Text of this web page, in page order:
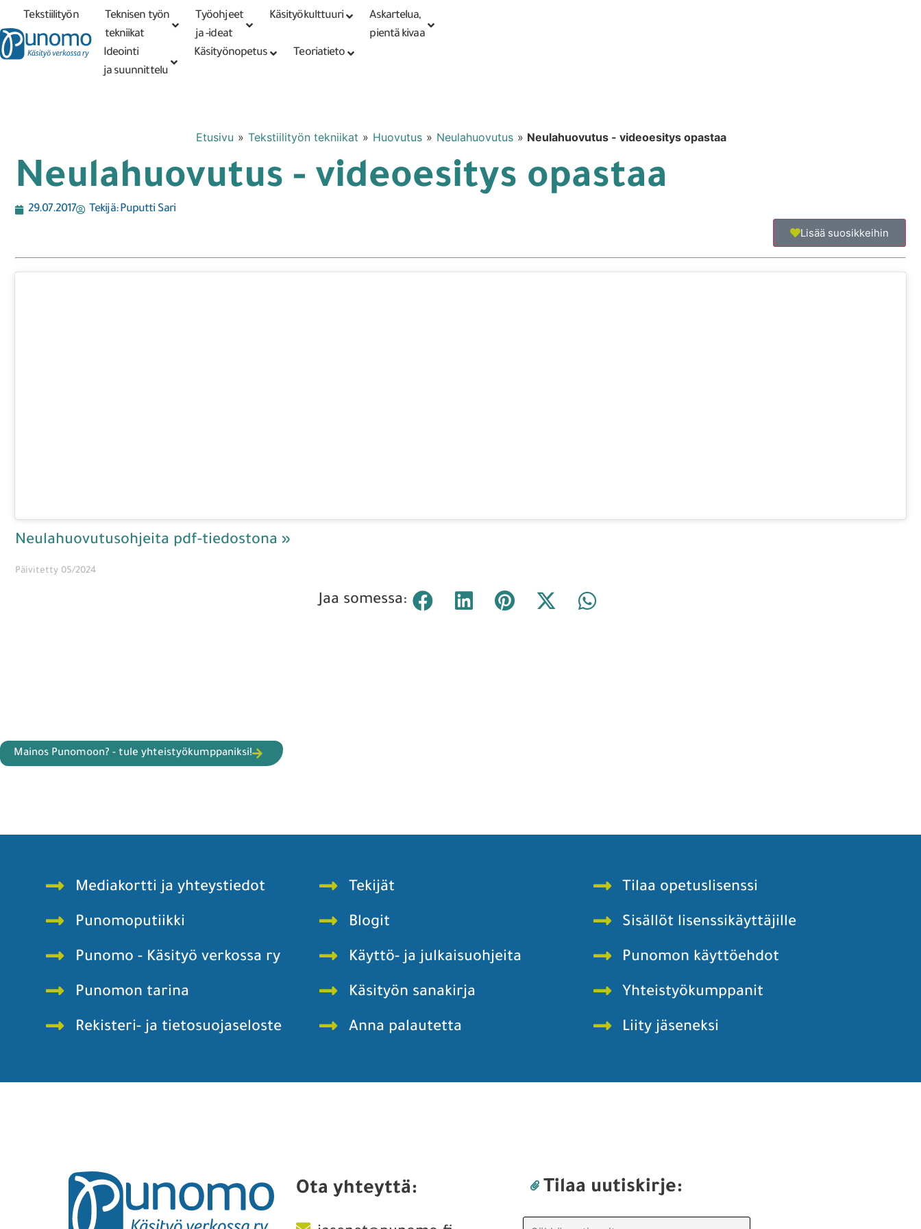
Tarkennettu PunomoputiikkiKirjaudu tai
rekisteröidy
Tekstiilityön
tekniikat
Teknisen työn
tekniikat
Työohjeet
ja -ideat
Käsityökulttuuri
Askartelua,
pientä kivaa
Ideointi
ja suunnittelu
Käsityönopetus Teoriatieto
Etusivu » Tekstiilityön tekniikat » Huovutus » Neulahuovutus » Neulahuovutus - videoesitys opastaa
Neulahuovutus - videoesitys opastaa
29.07.2017 Tekijä:Puputti Sari
Lisää suosikkeihin
Neulahuovutusohjeita pdf-tiedostona »
Päivitetty 05/2024
Jaa somessa:
Mainos Punomoon? - tule yhteistyökumppaniksi!
Mediakortti ja yhteystiedot
Punomoputiikki
Punomo - Käsityö verkossa ry
Punomon tarina
Rekisteri- ja tietosuojaseloste
Tekijät
Blogit
Käyttö- ja julkaisuohjeita
Käsityön sanakirja
Anna palautetta
Tilaa opetuslisenssi
Sisällöt lisenssikäyttäjille
Punomon käyttöehdot
Yhteistyökumppanit
Liity jäseneksi
Ota yhteyttä: Tilaa uutiskirje: